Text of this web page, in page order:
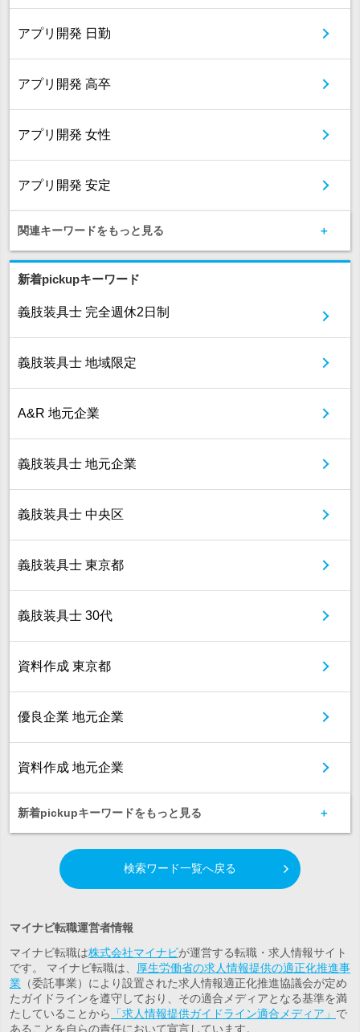
アプリ開発 日勤
アプリ開発 高卒
アプリ開発 女性
アプリ開発 安定
関連キーワードをもっと見る
新着pickupキーワード
義肢装具士 完全週休2日制
義肢装具士 地域限定
A&R 地元企業
義肢装具士 地元企業
義肢装具士 中央区
義肢装具士 東京都
義肢装具士 30代
資料作成 東京都
優良企業 地元企業
資料作成 地元企業
新着pickupキーワードをもっと見る
検索ワード一覧へ戻る
マイナビ転職運営者情報
マイナビ転職は株式会社マイナビが運営する転職・求人情報サイト
です。 マイナビ転職は、
厚生労働省の求人情報提供の適正化推進事
業 （委託事業）により設置された求人情報適正化推進協議会が定め
たガイドラインを遵守しており、その適合メディアとなる基準を満
たしていることから
「求人情報提供ガイドライン適合メディア」 で
あることを自らの責任において宣言しています。